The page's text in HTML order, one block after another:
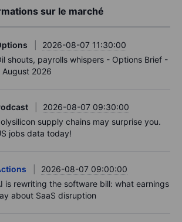
sur le marché
2026-08-07 11:30:00
shouts, payrolls whispers - Options Brief -
August 2026
2026-08-07 09:30:00
supply chains may surprise you.
jobs data today!
2026-08-07 09:00:00
is rewriting the software bill: what earnings
about SaaS disruption